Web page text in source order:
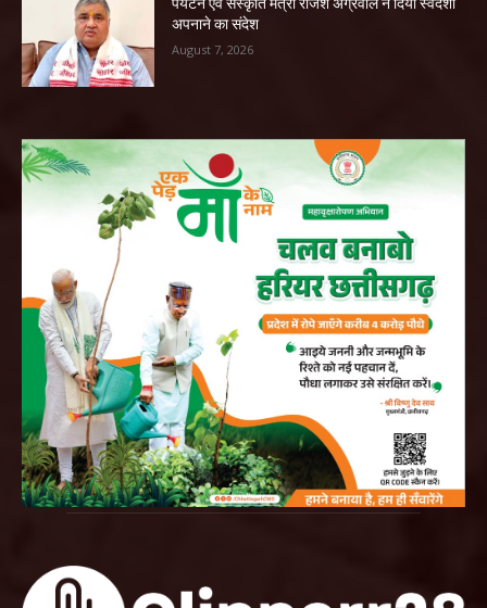
अपनाने का संदेश
August 7, 2026